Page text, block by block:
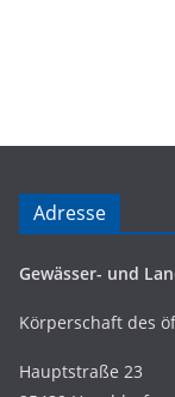
Adresse
Gewässer- und
Körperschaft des
Hauptstraße 23